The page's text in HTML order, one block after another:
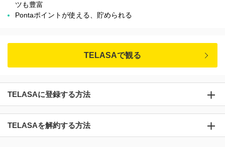
ツも豊富
Pontaポイントが使える、貯められる
TELASAで観る
TELASAに登録する方法
TELASAを解約する方法